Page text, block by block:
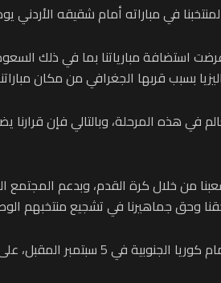
مباراته أمام شقيقه الأردني يوم 10 سبتمبر
استضافة مبارياتنا بما في ذلك
بسبب قربها الجغرافي من مكان
هذه المرحلة، وبالتالي فإن قرارنا
من خلال كرة القدم، وبدعم
وحق جماهيرنا في تشجيع منتخبهم
ويستهل المنتخب الفلسطيني مشواره